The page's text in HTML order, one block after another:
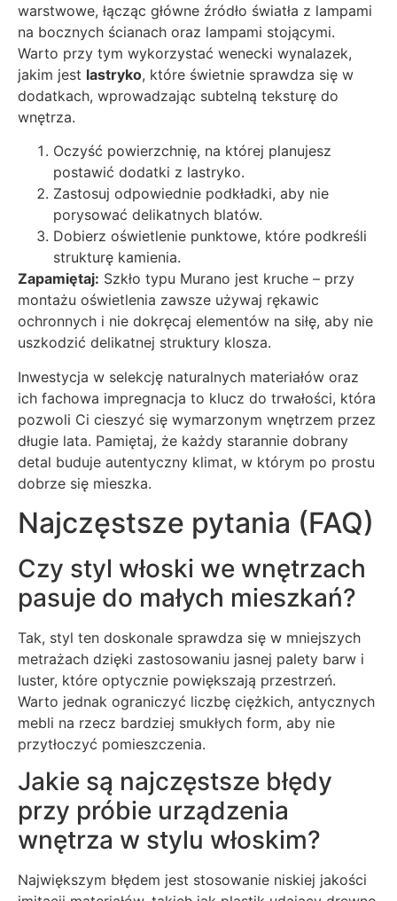
warstwowe, łącząc główne źródło światła z lampami
na bocznych ścianach oraz lampami stojącymi.
Warto przy tym wykorzystać wenecki wynalazek,
jakim jest lastryko, które świetnie sprawdza się w
dodatkach, wprowadzając subtelną teksturę do
wnętrza.
Oczyść powierzchnię, na której planujesz
postawić dodatki z lastryko.
Zastosuj odpowiednie podkładki, aby nie
porysować delikatnych blatów.
Dobierz oświetlenie punktowe, które podkreśli
strukturę kamienia.
Zapamiętaj: Szkło typu Murano jest kruche – przy
montażu oświetlenia zawsze używaj rękawic
ochronnych i nie dokręcaj elementów na siłę, aby nie
uszkodzić delikatnej struktury klosza.
Inwestycja w selekcję naturalnych materiałów oraz
ich fachowa impregnacja to klucz do trwałości, która
pozwoli Ci cieszyć się wymarzonym wnętrzem przez
długie lata. Pamiętaj, że każdy starannie dobrany
detal buduje autentyczny klimat, w którym po prostu
dobrze się mieszka.
Najczęstsze pytania (FAQ)
Czy styl włoski we wnętrzach
pasuje do małych mieszkań?
Tak, styl ten doskonale sprawdza się w mniejszych
metrażach dzięki zastosowaniu jasnej palety barw i
luster, które optycznie powiększają przestrzeń.
Warto jednak ograniczyć liczbę ciężkich, antycznych
mebli na rzecz bardziej smukłych form, aby nie
przytłoczyć pomieszczenia.
Jakie są najczęstsze błędy
przy próbie urządzenia
wnętrza w stylu włoskim?
Największym błędem jest stosowanie niskiej jakości